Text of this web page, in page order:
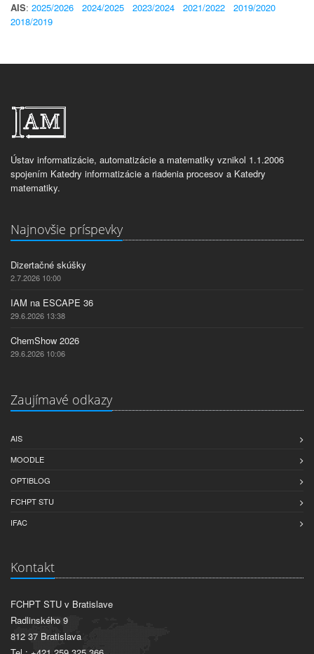
AIS: 2025/2026 2024/2025 2023/2024 2021/2022
2019/2020
2018/2019
Ústav informatizácie, automatizácie a matematiky vznikol 1.1.2006
spojením Katedry informatizácie a riadenia procesov a Katedry
matematiky.
Najnovšie príspevky
Dizertačné skúšky
2.7.2026 10:00
IAM na ESCAPE 36
29.6.2026 13:38
ChemShow 2026
29.6.2026 10:06
Zaujímavé odkazy
AIS
MOODLE
OPTIBLOG
FCHPT STU
IFAC
Kontakt
FCHPT STU v Bratislave
Radlinského 9
812 37 Bratislava